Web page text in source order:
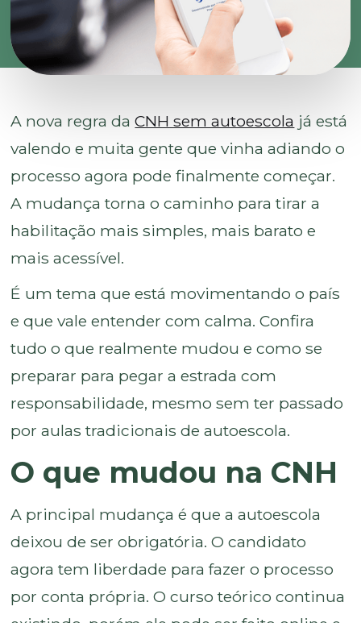
A nova regra daCNH sem autoescola já está
valendo e muita gente que vinha adiando o
processo agora pode finalmente começar.
A mudança torna o caminho para tirar a
habilitação mais simples, mais barato e
mais acessível.
É um tema que está movimentando o país
e que vale entender com calma. Confira
tudo o que realmente mudou e como se
preparar para pegar a estrada com
responsabilidade, mesmo sem ter passado
por aulas tradicionais de autoescola.
O que mudou na CNH
A principal mudança é que a autoescola
deixou de ser obrigatória. O candidato
agora tem liberdade para fazer o processo
por conta própria. O curso teórico continua